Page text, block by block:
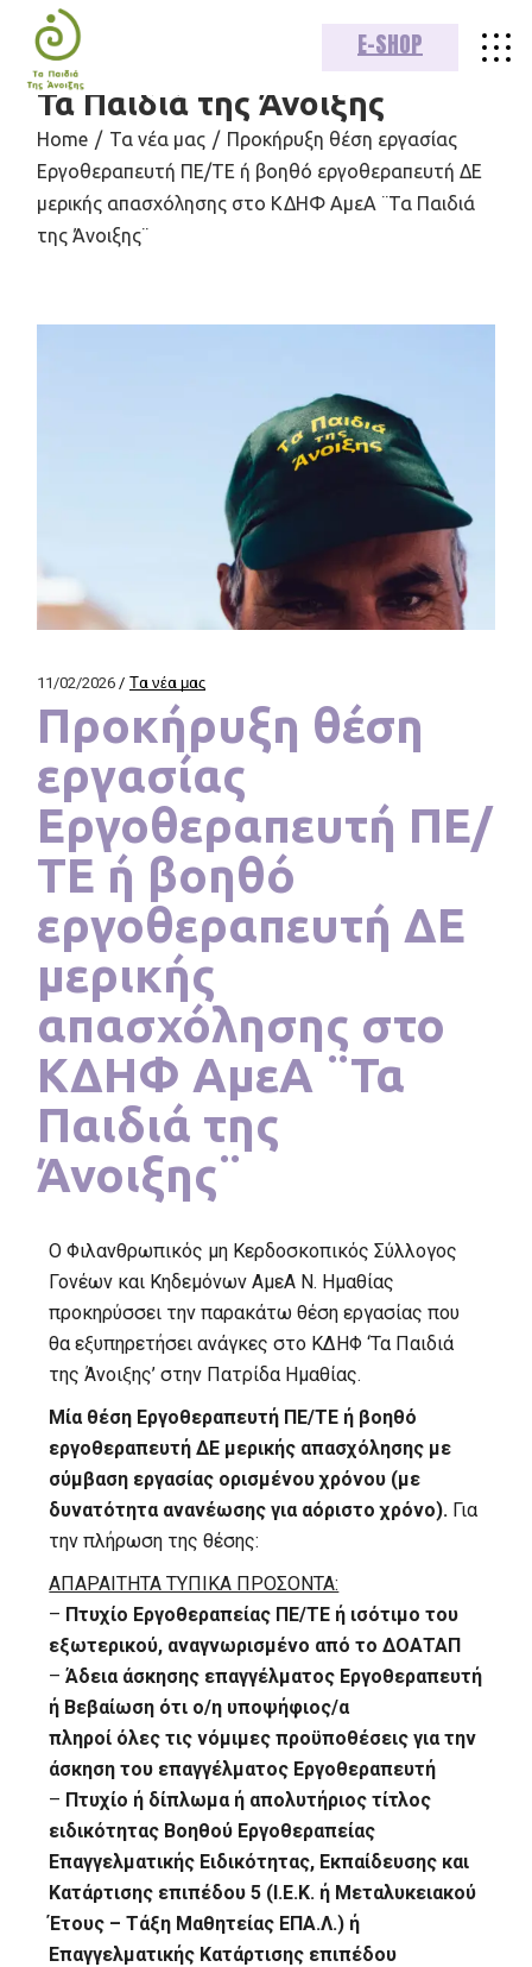
E-SHOP
Τα Παιδιά της Άνοιξης
Home Τα νέα μας
Προκήρυξη θέση εργασίας
Εργοθεραπευτή ΠΕ/ΤΕ ή βοηθό εργοθεραπευτή ΔΕ
μερικής απασχόλησης στο ΚΔΗΦ ΑμεΑ ¨Τα Παιδιά
της Άνοιξης¨
11/02/2026 Τα νέα μας
Προκήρυξη θέση
εργασίας
Εργοθεραπευτή ΠΕ/
ΤΕ ή βοηθό
εργοθεραπευτή ΔΕ
μερικής
απασχόλησης στο
ΚΔΗΦ ΑμεΑ ¨Τα
Παιδιά της
Άνοιξης¨
Ο Φιλανθρωπικός μη Κερδοσκοπικός Σύλλογος
Γονέων και Κηδεμόνων ΑμεΑ Ν. Ημαθίας
προκηρύσσει την παρακάτω θέση εργασίας που
θα εξυπηρετήσει ανάγκες στο ΚΔΗΦ ‘Τα Παιδιά
της Άνοιξης’ στην Πατρίδα Ημαθίας.
Μία θέση Εργοθεραπευτή ΠΕ/ΤΕ ή βοηθό
εργοθεραπευτή ΔΕ μερικής απασχόλησης με
σύμβαση εργασίας ορισμένου χρόνου (με
δυνατότητα ανανέωσης για αόριστο χρόνο). Για
την πλήρωση της θέσης:
ΑΠΑΡΑΙΤΗΤΑ ΤΥΠΙΚΑ ΠΡΟΣΟΝΤΑ:
– Πτυχίο Εργοθεραπείας ΠΕ/ΤΕ ή ισότιμο του
εξωτερικού, αναγνωρισμένο από το ΔΟΑΤΑΠ
–Άδεια άσκησης επαγγέλματος Εργοθεραπευτή
ή Βεβαίωση ότι ο/η υποψήφιος/α
πληροί όλες τις νόμιμες προϋποθέσεις για την
άσκηση του επαγγέλματος Εργοθεραπευτή
– Πτυχίο ή δίπλωμα ή απολυτήριος τίτλος
ειδικότητας Βοηθού Εργοθεραπείας
Επαγγελματικής Ειδικότητας, Εκπαίδευσης και
Κατάρτισης επιπέδου 5 (Ι.Ε.Κ. ή Μεταλυκειακού
Έτους – Τάξη Μαθητείας ΕΠΑ.Λ.) ή
Επαγγελματικής Κατάρτισης επιπέδου